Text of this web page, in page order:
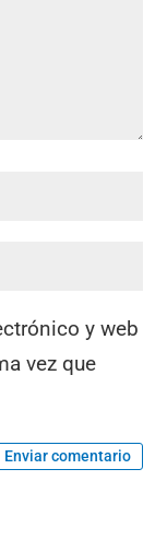
y web
vez que
Enviar comentario